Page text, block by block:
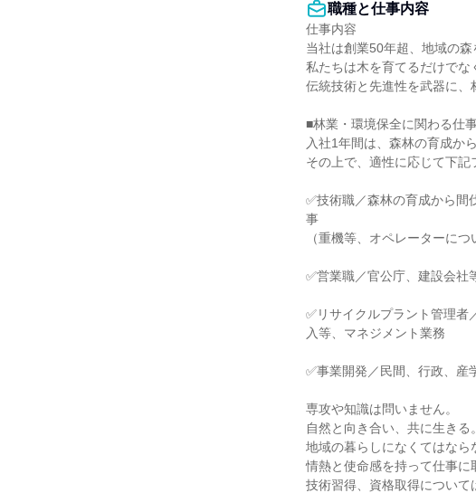
職種と仕事内容
仕事内容
当社は創業50年超、地域の森
私たちは木を育てるだけでな
伝統技術と先進性を武器に、
■林業・環境保全に関わる仕
入社1年間は、森林の育成か
その上で、適性に応じて下記
✅技術職／森林の育成から間
事
（重機等、オペレーターに
✅営業職／官公庁、建設会社
✅リサイクルプラント管理者
入等、マネジメント業務
✅事業開発／民間、行政、産
専攻や知識は問いません。
自然と向き合い、共に生きる
地域の暮らしになくてはなら
情熱と使命感を持って仕事に
技術習得、資格取得について